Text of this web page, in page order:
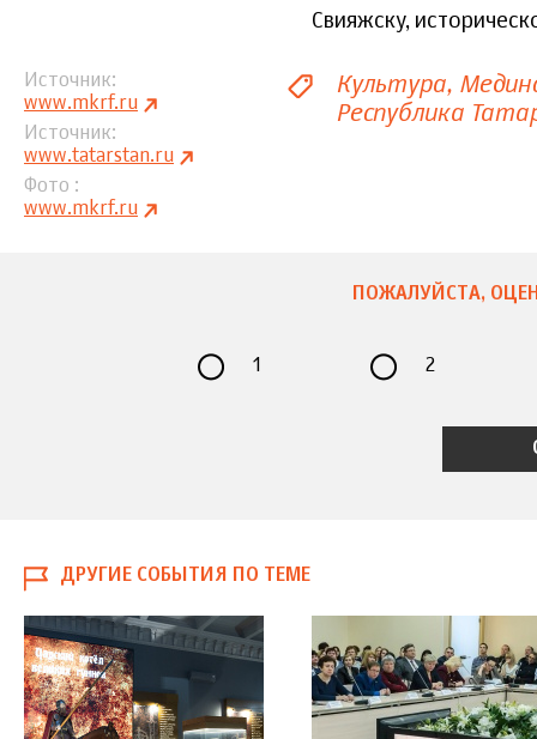
Свияжску,
Источник
www.mkrf.ru
Источник
www.tatarstan.ru
Фото
www.mkrf.ru
Культура
Республика
ПОЖАЛУЙСТА,
1 2
ДРУГИЕ СОБЫТИЯ ПО ТЕМЕ